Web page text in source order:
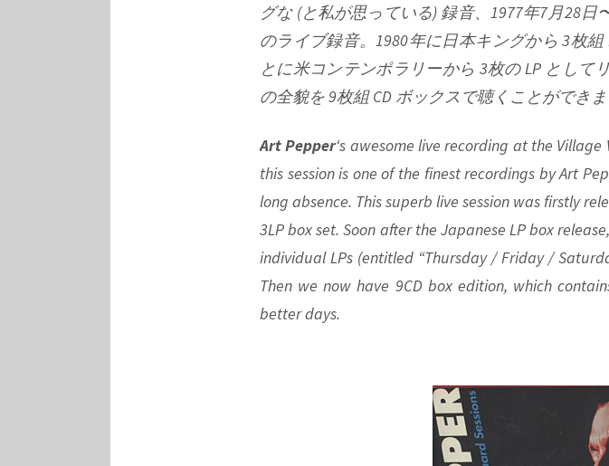
curves,
Pt.
グな (と私が思っている) 録音、1977年7月28
のライブ録音。1980年に日本キングから 3枚
とに米コンテンポラリーから 3枚の LP とし
の全貌を 9枚組 CD ボックスで聴くことができま
Art Pepper‘s awesome live recording at the
this session is one of the finest recordings by Art
long absence. This superb live session was firstly
3LP box set. Soon after the Japanese LP box
individual LPs (entitled “Thursday / Friday /
Then we now have 9CD box edition, which
better days.